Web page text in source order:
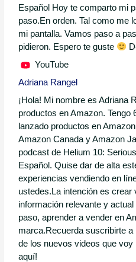
Español Hoy te comparto mi
paso.En orden. Tal como me
mi pantalla. Vamos paso a
pidieron. Espero te guste
YouTube
Adriana Rangel
¡Hola! Mi nombre es Adriana
productos en Amazon. Tengo
lanzado productos en
Amazon Canada y Amazon
podcast de Helium 10:
Español. Quise dar de alta
experiencias vendiendo en
ustedes.La intención es
información relevante y
paso, aprender a vender en
marca.Recuerda suscribirte
de los nuevos videos que
aquí!